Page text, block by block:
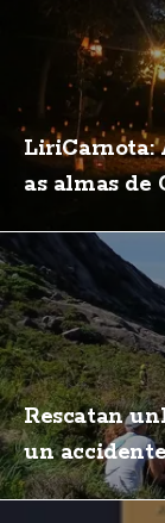
LiriCarnota:
as almas de
Rescatan
un